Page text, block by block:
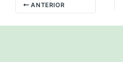
ANTERIOR